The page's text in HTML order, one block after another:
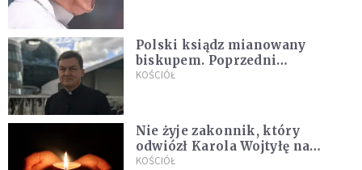
Polski ksiądz mianowany
biskupem. Poprzedni
ordynariusz zrezygnował
KOŚCIÓŁ
Nie żyje zakonnik, który
odwiózł Karola Wojtyłę na
konklawe. Jan Paweł II nazywał
KOŚCIÓŁ